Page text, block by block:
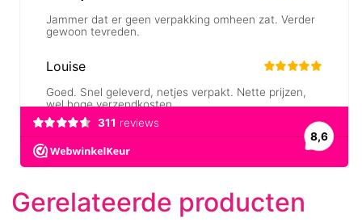
Gerelateerde producten